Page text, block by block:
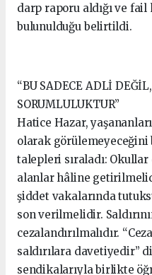
darp raporu aldığı ve
bulunulduğu belirtildi.
“BU SADECE ADLİ
SORUMLULUKTUR”
Hatice Hazar,
olarak
talepleri sıraladı:
alanlar hâline
şiddet vakalarında
son verilmelidir.
cezalandırılmalıdır.
saldırılara davetiyedir”
sendikalarıyla birlikte